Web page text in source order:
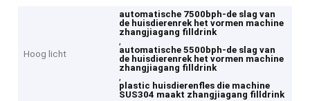
Hoog licht
automatische 7500bph-de slag van
de huisdierenrek het vormen machine
zhangjiagang filldrink
,
automatische 5500bph-de slag van
de huisdierenrek het vormen machine
zhangjiagang filldrink
,
plastic huisdierenfles die machine
SUS304 maakt zhangjiagang filldrink